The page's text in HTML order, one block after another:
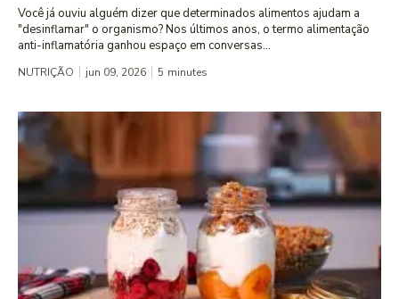
Você já ouviu alguém dizer que determinados alimentos ajudam a
"desinflamar" o organismo? Nos últimos anos, o termo alimentação
anti-inflamatória ganhou espaço em conversas...
NUTRIÇÃO jun 09, 2026 5 minutes